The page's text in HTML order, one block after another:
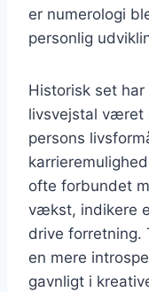
er numerologi
personlig
Historisk set
livsvejstal været
persons
ofte forbundet
vækst, indikere
drive forretning.
en mere
gavnligt i